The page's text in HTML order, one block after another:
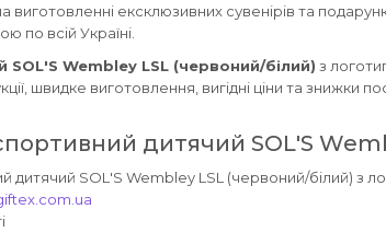
виготовленні ексклюзивних сувенірів та
по всій Україні.
SOL'S Wembley LSL (червоний/білий) з
швидке виготовлення, вигідні ціни та знижки
дитячий SOL'S
дитячий SOL'S Wembley LSL (червоний/білий) з